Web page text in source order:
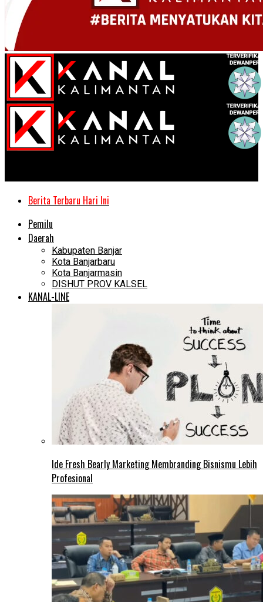
Berita Terbaru Hari Ini
Pemilu
Daerah
Kabupaten Banjar
Kota Banjarbaru
Kota Banjarmasin
DISHUT PROV KALSEL
KANAL-LINE
Ide Fresh Bearly Marketing Membranding Bisnismu Lebih
Profesional